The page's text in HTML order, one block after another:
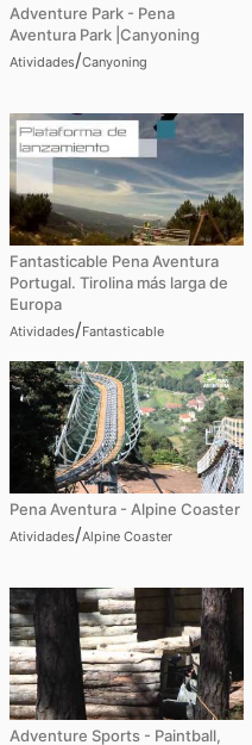
Adventure Park - Pena
Aventura Park |Canyoning
Atividades/Canyoning
Fantasticable Pena Aventura
Portugal. Tirolina más larga de
Europa
Atividades/Fantasticable
Pena Aventura - Alpine Coaster
Atividades/Alpine Coaster
Adventure Sports - Paintball,